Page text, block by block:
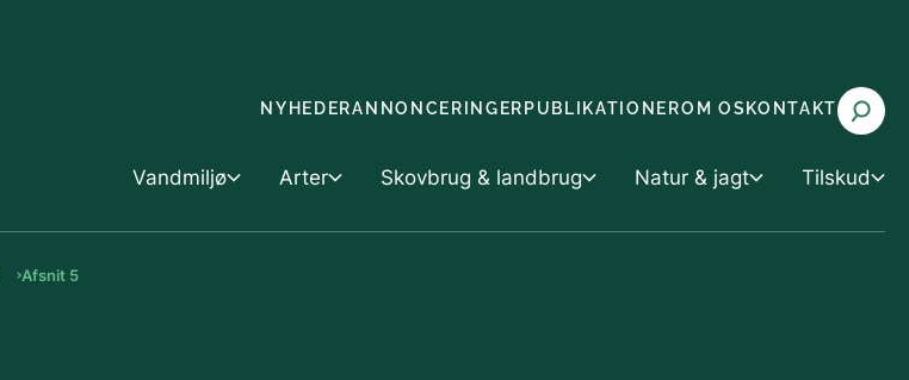
NYHEDERANNONCERINGER PUBLIKATIONEROM OS KONTAKT
Vandmiljø Arter Skovbrug & landbrug Natur & jagt Tilskud
Afsnit 5